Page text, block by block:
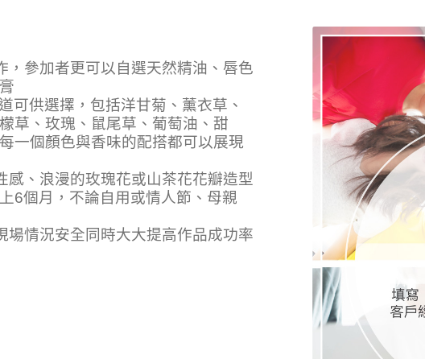
，參加者更可以自選天然精油、唇色
可供選擇，包括洋甘菊、薰衣草、
草、玫瑰、鼠尾草、葡萄油、甜
一個顏色與香味的配搭都可以展現
感、浪漫的玫瑰花或山茶花花瓣造型
6個月，不論自用或情人節、母親
場情況安全同時大大提高作品成功率